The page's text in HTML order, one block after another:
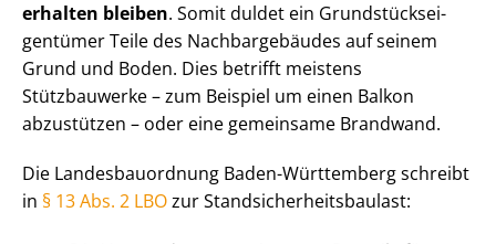
erhalten bleiben. Somit duldet ein Grund­stücks­ei­
gen­tü­mer Teile des Nachbargebäudes auf seinem
Grund und Boden. Dies betrifft meistens
Stützbauwerke – zum Beispiel um einen Balkon
abzustützen – oder eine gemeinsame Brandwand.
Die Lan­des­bau­ord­nung Baden-Württemberg schreibt
in § 13 Abs. 2 LBOzur Stand­si­cher­heits­bau­last: